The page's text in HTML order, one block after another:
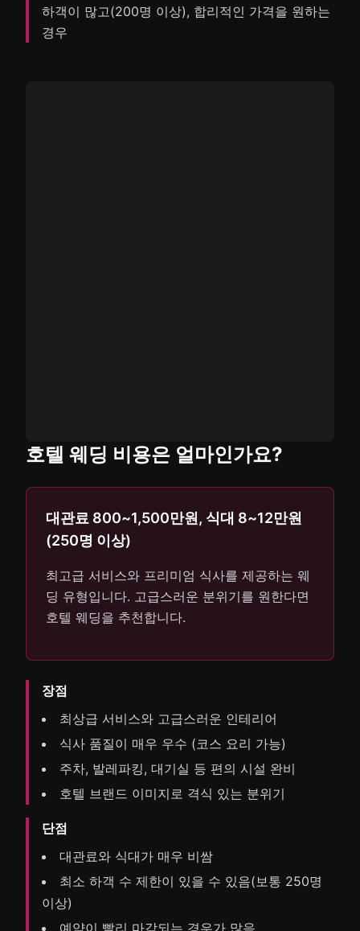
하객이 많고(200명 이상), 합리적인 가격을 원하는
경우
호텔 웨딩 비용은 얼마인가요?
대관료 800~1,500만원, 식대 8~12만원
(250명 이상)
최고급 서비스와 프리미엄 식사를 제공하는 웨
딩 유형입니다. 고급스러운 분위기를 원한다면
호텔 웨딩을 추천합니다.
장점
최상급 서비스와 고급스러운 인테리어
식사 품질이 매우 우수 (코스 요리 가능)
주차, 발레파킹, 대기실 등 편의 시설 완비
호텔 브랜드 이미지로 격식 있는 분위기
단점
대관료와 식대가 매우 비쌈
최소 하객 수 제한이 있을 수 있음(보통 250명
이상)
예약이 빨리 마감되는 경우가 많음